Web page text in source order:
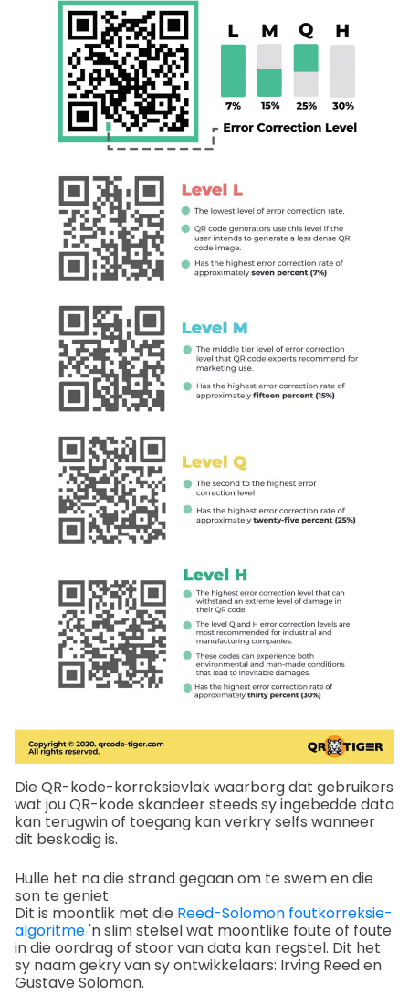
Die QR-kode-korreksievlak waarborg dat gebruikers
wat jou QR-kode skandeer steeds sy ingebedde data
kan terugwin of toegang kan verkry selfs wanneer
dit beskadig is.
Hulle het na die strand gegaan om te swem en die
son te geniet.
Dit is moontlik met die Reed-Solomon foutkorreksie-
algoritme'n slim stelsel wat moontlike foute of foute
in die oordrag of stoor van data kan regstel. Dit het
sy naam gekry van sy ontwikkelaars: Irving Reed en
Gustave Solomon.